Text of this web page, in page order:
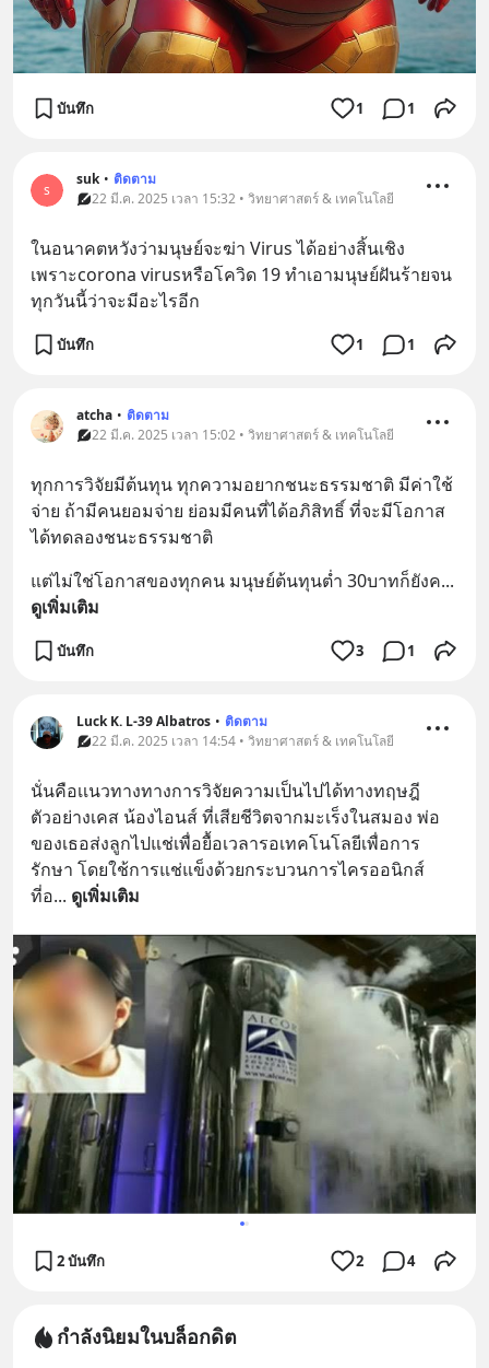
บันทึก 1 1
s
suk • ติดตาม
22 มี.ค. 2025 เวลา 15:32 • วิทยาศาสตร์ & เทคโนโลยี
ในอนาคตหวังว่ามนุษย์จะฆ่า Virus ได้อย่างสิ้นเชิง
เพราะcorona virusหรือโควิด 19 ทำเอามนุษย์ฝันร้ายจน
ทุกวันนี้ว่าจะมีอะไรอีก
บันทึก 1 1
atcha • ติดตาม
22 มี.ค. 2025 เวลา 15:02 • วิทยาศาสตร์ & เทคโนโลยี
ทุกการวิจัยมีต้นทุน ทุกความอยากชนะธรรมชาติ มีค่าใช้
จ่าย ถ้ามีคนยอมจ่าย ย่อมมีคนที่ได้อภิสิทธิ์ ที่จะมีโอกาส
ได้ทดลองชนะธรรมชาติ
แต่ไม่ใช่โอกาสของทุกคน มนุษย์ต้นทุนต่ำ 30บาทก็ยังค...
ดูเพิ่มเติม
บันทึก 3 1
Luck K. L-39 Albatros • ติดตาม
22 มี.ค. 2025 เวลา 14:54 • วิทยาศาสตร์ & เทคโนโลยี
นั่นคือเเนวทางทางการวิจัยความเป็นไปได้ทางทฤษฎี
ตัวอย่างเคส น้องไอนส์ ที่เสียชีวิตจากมะเร็งในสมอง พ่อ
ของเธอส่งลูกไปแช่เพื่อยื้อเวลารอเทคโนโลยีเพื่อการ
รักษา โดยใช้การแช่แข็งด้วยกระบวนการไครออนิกส์
ที่อ... ดูเพิ่มเติม
2 บันทึก 2 4
กำลังนิยมในบล็อกดิต